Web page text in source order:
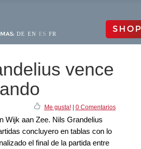
DE EN ES FR SHOP
vence
Me gusta!| 0 Comentarios
Wijk aan Zee. Nils Grandelius
concluyero en tablas con lo
el final de la partida entre